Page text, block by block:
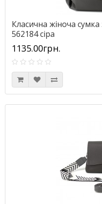
Класична жіноча
562184 сіра
1135.00грн.